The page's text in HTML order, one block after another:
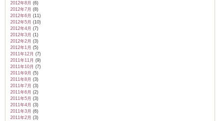
2012年8月 (6)
2012年7月 (8)
2012年6月 (11)
2012年5月 (10)
2012年4月 (7)
2012年3月 (1)
2012年2月 (3)
2012年1月 (5)
2011年12月 (7)
2011年11月 (9)
2011年10月 (7)
2011年9月 (5)
2011年8月 (3)
2011年7月 (3)
2011年6月 (2)
2011年5月 (3)
2011年4月 (3)
2011年3月 (6)
2011年2月 (3)